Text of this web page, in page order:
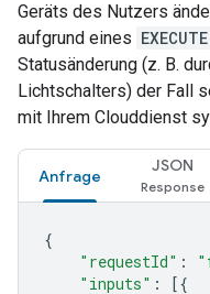
Geräts des Nutzers
aufgrund eines EXECUTE
Statusänderung (z. B.
Lichtschalters) der Fall
mit Ihrem Clouddienst
Anfrage
JSON
{
"requestId" :
"inputs" :
[{